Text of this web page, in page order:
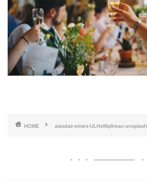
HOME alasdair-elmes-ULHxWq8reao-unsplash